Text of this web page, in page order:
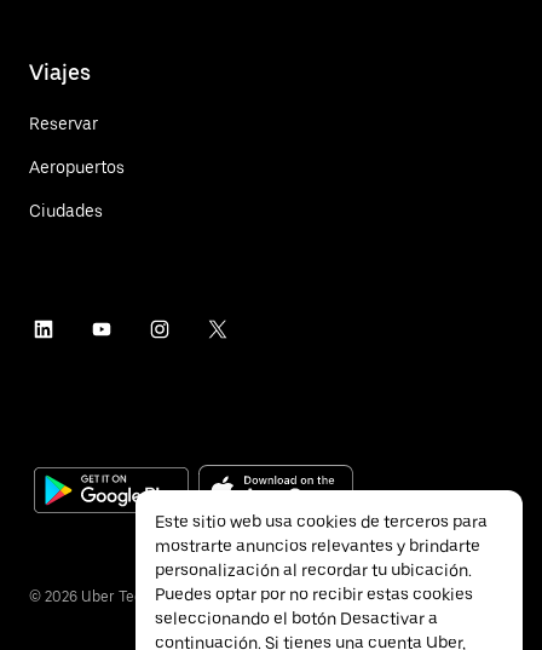
Viajes
Reservar
Aeropuertos
Ciudades
© 2026 Uber Technologies Inc.
Este sitio web usa cookies de terceros para
mostrarte anuncios relevantes y brindarte
personalización al recordar tu ubicación.
Puedes optar por no recibir estas cookies
seleccionando el botón Desactivar a
continuación. Si tienes una cuenta Uber,